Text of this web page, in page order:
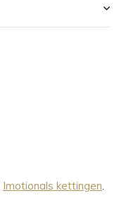
Imotionals kettingen